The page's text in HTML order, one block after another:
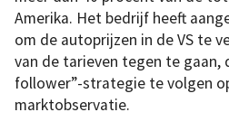
Amerika. Het bedrijf heeft
om de autoprijzen in de VS te
van de tarieven tegen te gaan,
follower”-strategie te volgen
marktobservatie.